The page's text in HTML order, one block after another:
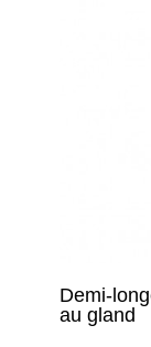
Demi-
au gland